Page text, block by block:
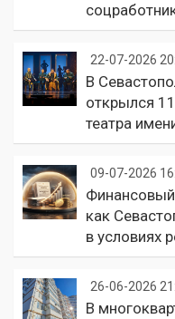
22-07-2026
В
открылся
театра
09-07-2026
как
в условиях
26-06-2026
В